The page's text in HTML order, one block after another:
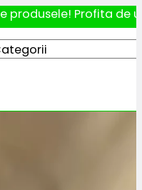
produsele! Profita de